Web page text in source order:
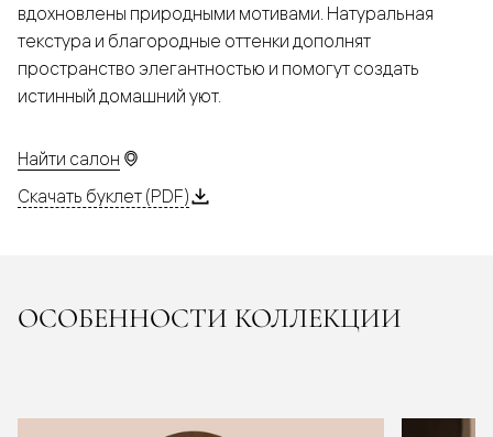
вдохновлены природными мотивами. Натуральная
текстура и благородные оттенки дополнят
пространство элегантностью и помогут создать
истинный домашний уют.
Найти салон
Скачать буклет (PDF)
ОСОБЕННОСТИ КОЛЛЕКЦИИ